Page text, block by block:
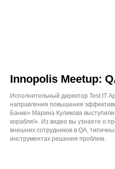
Innopolis Meetup:
Исполнительный директор Test IT
направления повышения
Банке» Марина Куликова
корабля!». Из видео вы узнаете о
внешних сотрудников в QA,
инструментах решения проблем.